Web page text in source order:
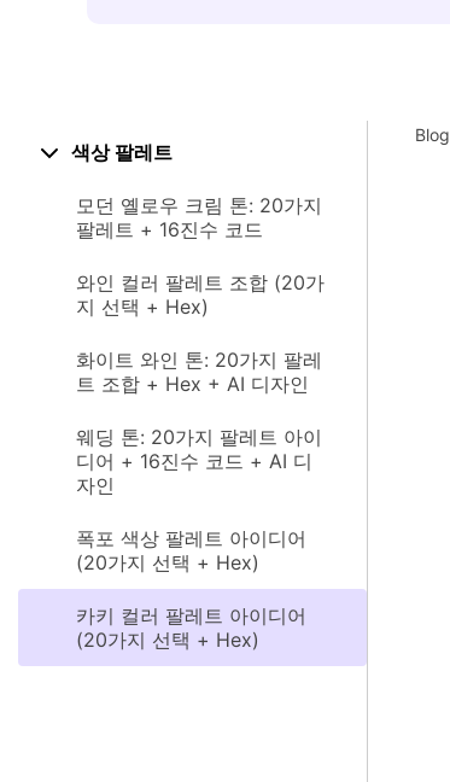
색상 팔레트
모던 옐로우 크림 톤: 20가지
팔레트 + 16진수 코드
와인 컬러 팔레트 조합 (20가
지 선택 + Hex)
화이트 와인 톤: 20가지 팔레
트 조합 + Hex + AI 디자인
웨딩 톤: 20가지 팔레트 아이
디어 + 16진수 코드 + AI 디
자인
폭포 색상 팔레트 아이디어
(20가지 선택 + Hex)
카키 컬러 팔레트 아이디어
(20가지 선택 + Hex)
Blog